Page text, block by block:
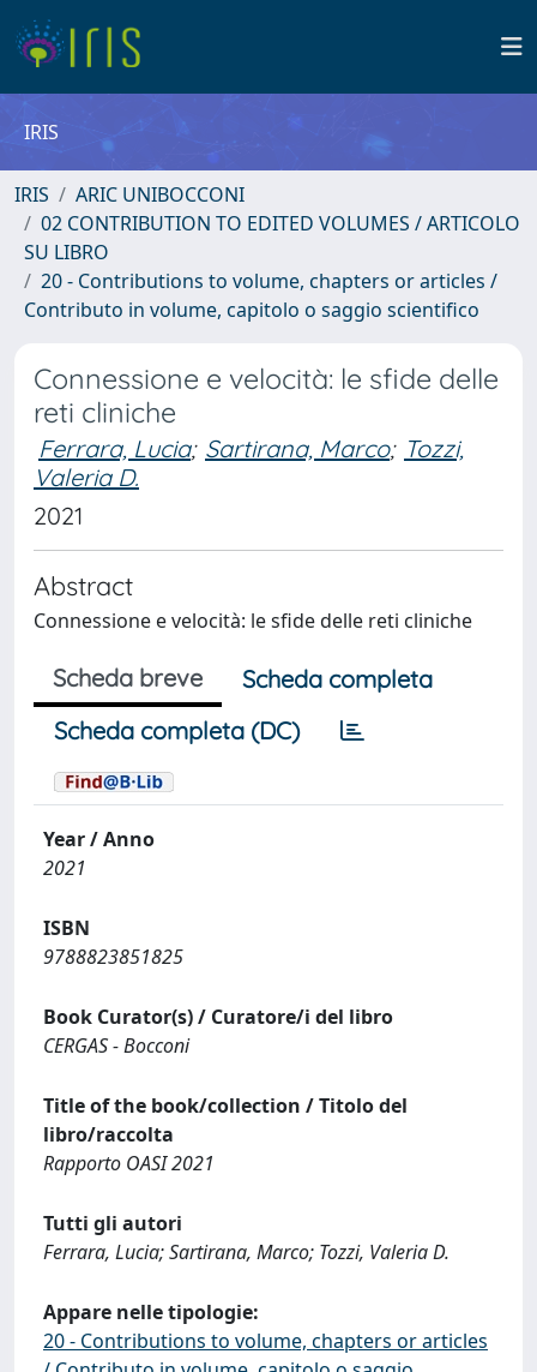
IRIS
IRIS
ARIC UNIBOCCONI
02 CONTRIBUTION TO EDITED VOLUMES / ARTICOLO
SU LIBRO
20 - Contributions to volume, chapters or articles /
Contributo in volume, capitolo o saggio scientifico
Connessione e velocità: le sfide delle
reti cliniche
Ferrara, Lucia; Sartirana, Marco; Tozzi,
Valeria D.
2021
Abstract
Connessione e velocità: le sfide delle reti cliniche
Scheda breve
Scheda completa
Scheda completa (DC)
Year / Anno
2021
ISBN
9788823851825
Book Curator(s) / Curatore/i del libro
CERGAS - Bocconi
Title of the book/collection / Titolo del
libro/raccolta
Rapporto OASI 2021
Tutti gli autori
Ferrara, Lucia; Sartirana, Marco; Tozzi, Valeria D.
Appare nelle tipologie:
20 - Contributions to volume, chapters or articles